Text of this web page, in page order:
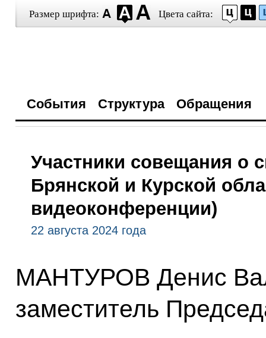
Размер шрифта: Цвета сайта:
События Структура Обращения
Участники совещания о
Брянской и Курской
видеоконференции)
22 августа 2024 года
МАНТУРОВ Денис
заместитель